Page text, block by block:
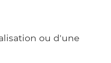
ou d'une